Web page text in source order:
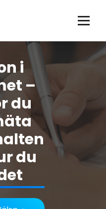
i
–
du
du